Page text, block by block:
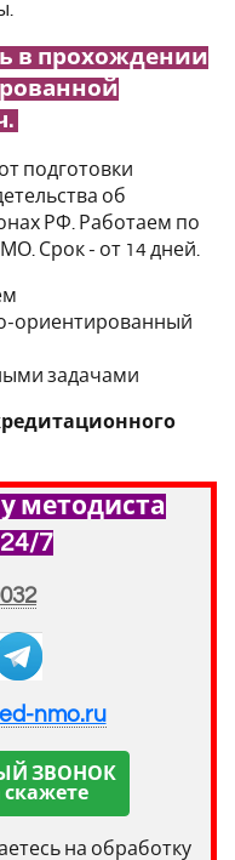
в прохождении
подготовки
об
РФ. Работаем по
Срок - от 14 дней.
ориентированный
задачами
методиста
7
nmo.ru
ЗВОНОК
скажете
на обработку